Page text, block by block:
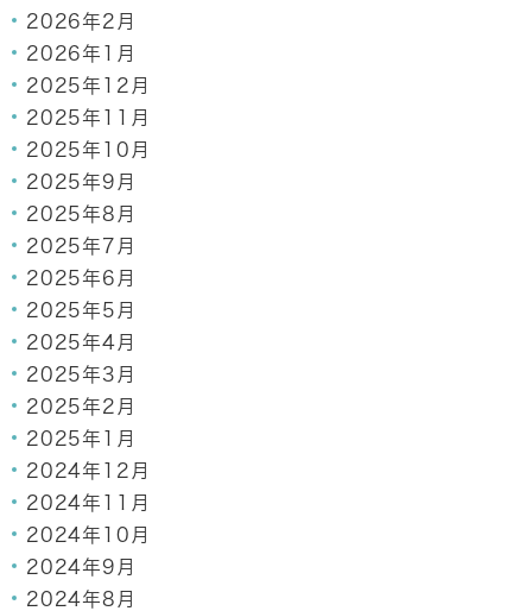
2026年2月
2026年1月
2025年12月
2025年11月
2025年10月
2025年9月
2025年8月
2025年7月
2025年6月
2025年5月
2025年4月
2025年3月
2025年2月
2025年1月
2024年12月
2024年11月
2024年10月
2024年9月
2024年8月